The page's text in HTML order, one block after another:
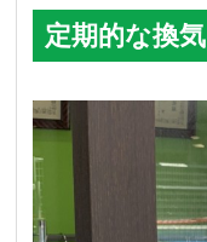
定期的な換気